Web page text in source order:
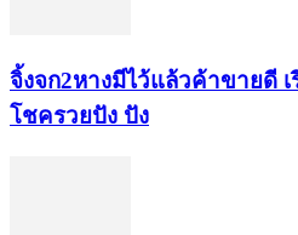
จิ้งจก​2​หาง​มีไว้แล้ว​ค้าขาย​ดี​ เ
โชค​รวยปัง​ ปัง​